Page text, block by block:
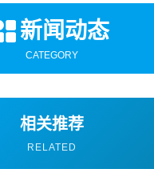
新闻动态
CATEGORY
相关推荐
RELATED